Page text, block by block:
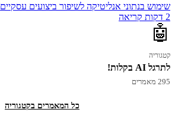
שימוש בנתוני אנליטיקה לשיפור ביצועים עסקיים
2 דקות קריאה
🤖
קטגוריה
לתרגל AI בקלות!
295 מאמרים
כל המאמרים בקטגוריה